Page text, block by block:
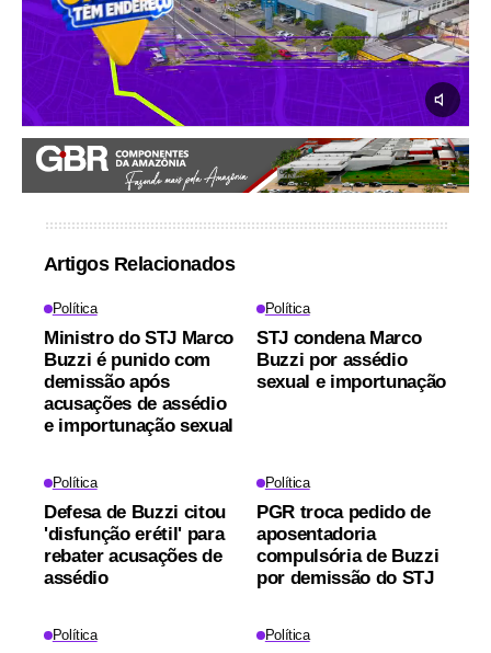
Artigos Relacionados
Política
Ministro do STJ Marco
Buzzi é punido com
demissão após
acusações de assédio
e importunação sexual
Política
STJ condena Marco
Buzzi por assédio
sexual e importunação
Política
Defesa de Buzzi citou
'disfunção erétil' para
rebater acusações de
assédio
Política
PGR troca pedido de
aposentadoria
compulsória de Buzzi
por demissão do STJ
Política Política